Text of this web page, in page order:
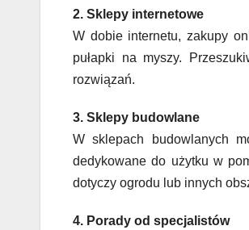
2. Sklepy internetowe
W dobie internetu, zakupy
pułapki na myszy.
rozwiązań.
3. Sklepy budowlane
W sklepach budowlanych
dedykowane do użytku w
dotyczy ogrodu lub innych
4. Porady od specjalistów